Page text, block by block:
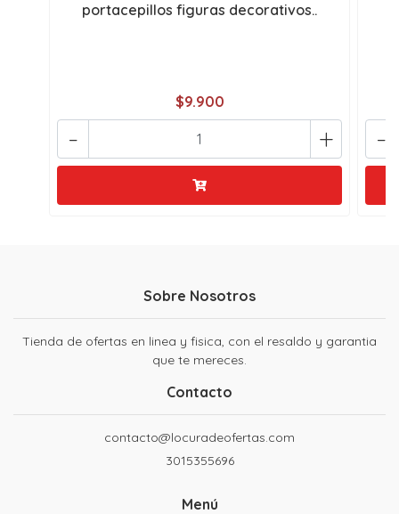
portacepillos figuras decorativos..
$9.900
+
- -
Sobre Nosotros
Tienda de ofertas en linea y fisica, con el resaldo y garantia
que te mereces.
Contacto
contacto@locuradeofertas.com
3015355696
Menú